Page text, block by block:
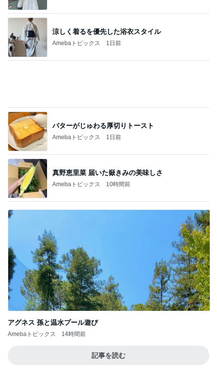
涼しく着るを優先した浴衣スタイル
Amebaトピックス 1日前
真野恵里菜 届いた嶽きみの美味しさ
Amebaトピックス 10時間前
アグネス 孫と温水プール遊び
Amebaトピックス 14時間前
記事を読む
Amebaトピックス 1日前